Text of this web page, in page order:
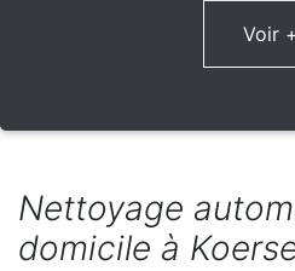
Voir +
Nettoyage
domicile à